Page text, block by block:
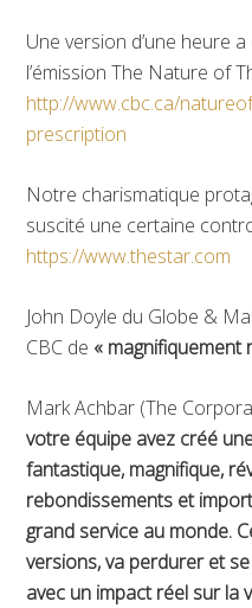
Une version d’une heure
l’émission The Nature of
http://www.cbc.ca/
prescription
Notre charismatique
suscité une certaine
https://www.thestar.com
John Doyle du Globe &
CBC de « magnifiquement
Mark Achbar (The
votre équipe avez créé
fantastique, magnifique,
rebondissements et
grand service au monde.
versions, va perdurer et
avec un impact réel sur la